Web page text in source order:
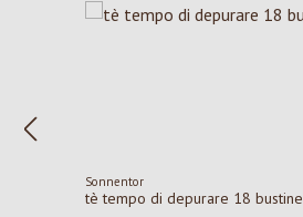
Sonnentor
tè tempo di depurare 18 bustine